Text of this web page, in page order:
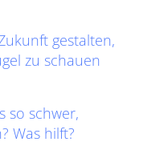
gestalten,
zu schauen
so schwer,
Was hilft?